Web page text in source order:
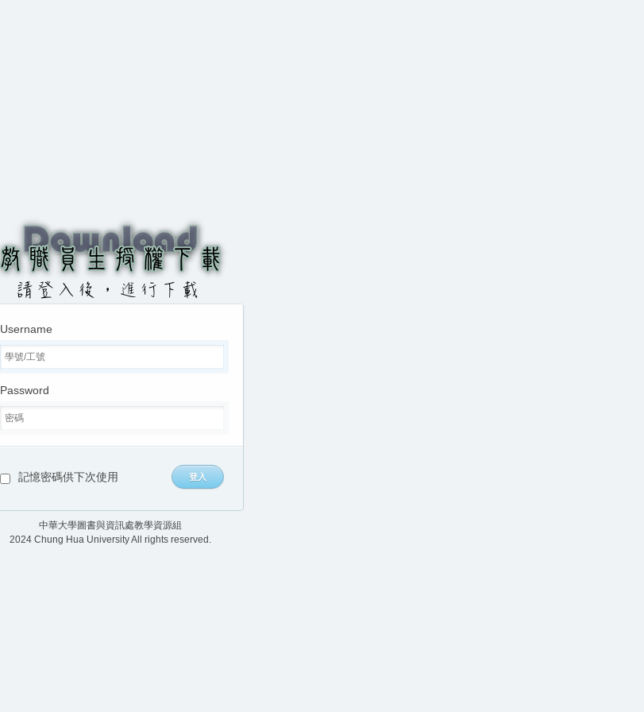
Username
Password
記憶密碼供下次使用
中華大學圖書與資訊處教學資源組
2024 Chung Hua University All rights reserved.